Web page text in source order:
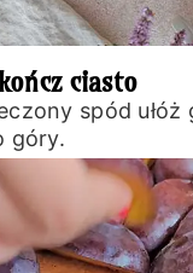
ciasto
spód ułóż
góry.